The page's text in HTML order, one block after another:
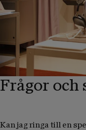
Frågor och
Kan jag ringa till en